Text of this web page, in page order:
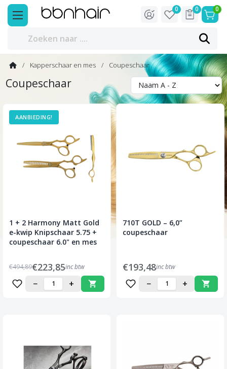
0
0
0
Kapperschaar en mes Coupeschaar
Coupeschaar
AANBIEDING!
1 + 2 Harmony Matt Gold
e-kwip Knipschaar 5.75 +
coupeschaar 6.0" en mes
€494,89€223,85inc btw
− +
710T GOLD – 6,0”
coupeschaar
€193,48inc btw
− +